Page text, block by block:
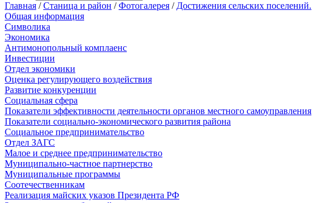
Главная /Станица и район /Фотогалерея / Достижения сельских поселений.
Общая информация
Символика
Экономика
Антимонопольный комплаенс
Инвестиции
Отдел экономики
Оценка регулирующего воздействия
Развитие конкуренции
Социальная сфера
Показатели эффективности деятельности органов местного самоуправления
Показатели социально-экономического развития района
Социальное предпринимательство
Отдел ЗАГС
Малое и среднее предпринимательство
Муниципально-частное партнерство
Муниципальные программы
Соотечественникам
Реализация майских указов Президента РФ